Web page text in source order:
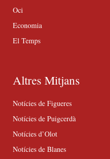
Oci
Economia
El Temps
Altres Mitjans
Notícies de Figueres
Notícies de Puigcerdà
Notícies d’Olot
Notícies de Blanes